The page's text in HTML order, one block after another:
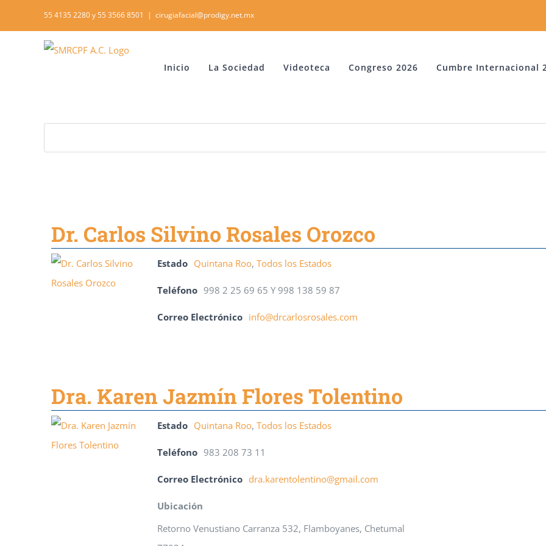
to
55 4135 2280 y 55 3566 8501 | cirugiafacial@prodigy.net.mx
Inicio La Sociedad Videoteca Congreso 2026 Cumbre Internacional
Dr. Carlos Silvino Rosales Orozco
Estado Quintana Roo, Todos los Estados
Teléfono 998 2 25 69 65 Y 998 138 59 87
Correo Electrónico info@drcarlosrosales.com
Dra. Karen Jazmín Flores Tolentino
Estado Quintana Roo, Todos los Estados
Teléfono 983 208 73 11
Correo Electrónico dra.karentolentino@gmail.com
Ubicación
Retorno Venustiano Carranza 532, Flamboyanes, Chetumal